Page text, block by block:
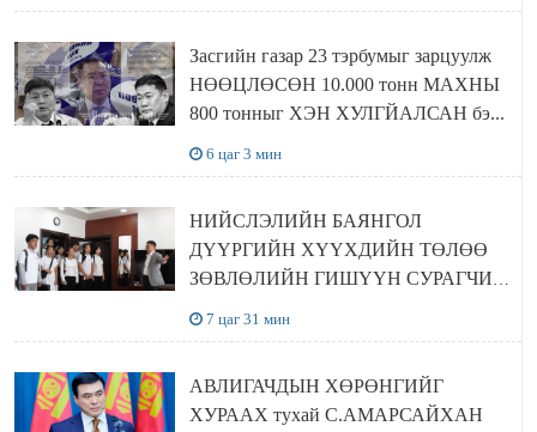
Засгийн газар 23 тэрбумыг зарцуулж
НӨӨЦЛӨСӨН 10.000 тонн МАХНЫ
800 тонныг ХЭН ХУЛГЙАЛСАН бэ...
6 цаг 3 мин
НИЙСЛЭЛИЙН БАЯНГОЛ
ДҮҮРГИЙН ХҮҮХДИЙН ТӨЛӨӨ
ЗӨВЛӨЛИЙН ГИШҮҮН СУРАГЧИД
7 цаг 31 мин
АВЛИГАЧДЫН ХӨРӨНГИЙГ
ХУРААХ тухай С.АМАРСАЙХАН